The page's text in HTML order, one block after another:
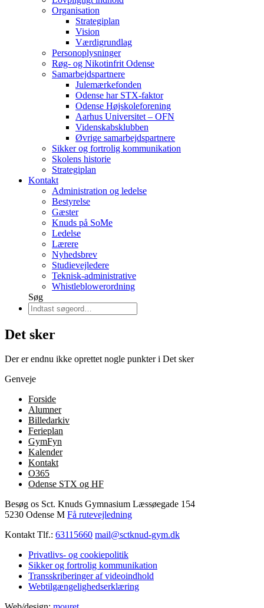
Organisation
Strategiplan
Vision
Værdigrundlag
Personoplysninger
Røg- og Nikotinfrit Odense
Samarbejdspartnere
Julemærkefonden
Odense har STX-faktor
Odense Højskoleforening
Aarhus Universitet – OFN
Videnskabsklubben
Øvrige samarbejdspartnere
Sikker og fortrolig kommunikation
Skolens historie
Strategiplan
Kontakt
Administration og ledelse
Bestyrelse
Gæster
Knuds på SoMe
Ledelse
Lærere
Nyhedsbrev
Studievejledere
Teknisk-administrative
Whistleblowerordning
Søg
Det sker
Der er endnu ikke oprettet nogle punkter i Det sker
Genveje
Forside
Alumner
Billedarkiv
Ferieplan
GymFyn
Kalender
Kontakt
O365
Odense STX og HF
Besøg os Sct. Knuds Gymnasium Læssøegade 154
5230 Odense M Få rutevejledning
Kontakt Tlf.: 63115660 mail@sctknud-gym.dk
Privatlivs- og cookiepolitik
Sikker og fortrolig kommunikation
Transskriberinger af videoindhold
Webtilgængelighedserklæring